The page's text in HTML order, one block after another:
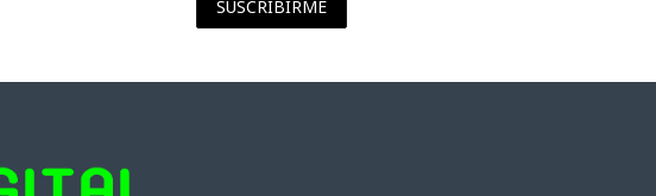
SUSCRIBIRME